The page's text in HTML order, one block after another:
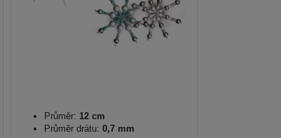
Průměr: 12 cm
Průměr drátu: 0,7 mm